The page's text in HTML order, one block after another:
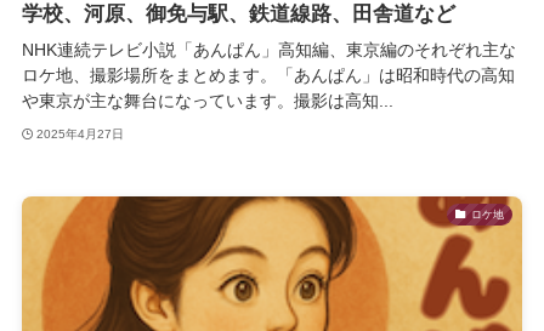
学校、河原、御免与駅、鉄道線路、田舎道など
NHK連続テレビ小説「あんぱん」高知編、東京編のそれぞれ主な
ロケ地、撮影場所をまとめます。「あんぱん」は昭和時代の高知
や東京が主な舞台になっています。撮影は高知...
2025年4月27日
ロケ地